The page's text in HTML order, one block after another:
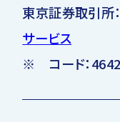
東京証券取引所：
サービス
※ コード：4642